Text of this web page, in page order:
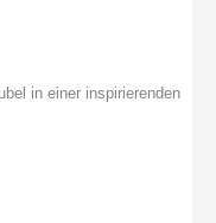
in einer inspirierenden